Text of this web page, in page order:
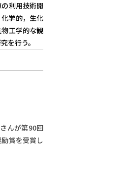
利用技術開
学的，生化
工学的な観
を行う。
んが第90回
賞を受賞し